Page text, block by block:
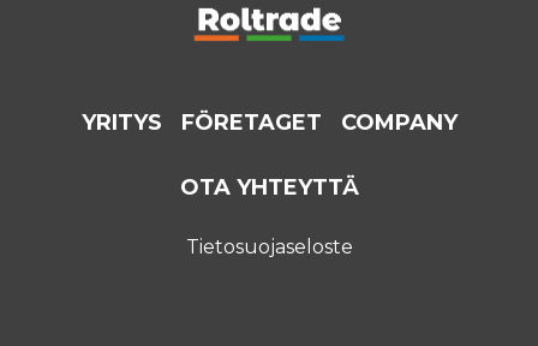
YRITYS FÖRETAGET COMPANY
OTA YHTEYTTÄ
Tietosuojaseloste